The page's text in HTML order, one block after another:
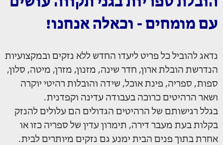
עם מומחים - וכאלה אנחנו!
נדאג להוביל כל פריט ליעדו החדש ללא נזקים ובמקצועיות
הנדרשת הובלת ארון, חדר שינה, מזנון, מזרן, מיטה, סלון,
ספות, ספריה, פינת אוכל, שידה והובלות רהיטי יוקרה
ושאר הרהיטים כרוכה בעבודה עדינה וקפדנית.
בגלל רגישותם של הרהיטים הגדולים הם עלולים להנזק
בקלות בעת מעבר דירה, תימרון עדין של ספריה כזו או
אחרת בתוך פנים הבית ימנע גם נזקים מיותרים לבית.